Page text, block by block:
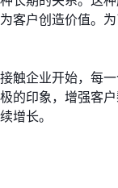
客户创造价值。
触企业开始，每
的印象，增强客
增长。